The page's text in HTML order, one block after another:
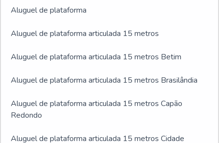
Aluguel de plataforma
Aluguel de plataforma articulada 15 metros
Aluguel de plataforma articulada 15 metros Betim
Aluguel de plataforma articulada 15 metros Brasilândia
Aluguel de plataforma articulada 15 metros Capão
Redondo
Aluguel de plataforma articulada 15 metros Cidade